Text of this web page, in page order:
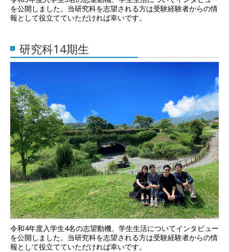
を公開しました。当研究科を志望される方は受験経験者からの情
報として役立てていただければ幸いです。
研究科14期生
令和4年度入学生4名の志望動機、学生生活についてインタビュー
を公開しました。当研究科を志望される方は受験経験者からの情
報として役立てていただければ幸いです。